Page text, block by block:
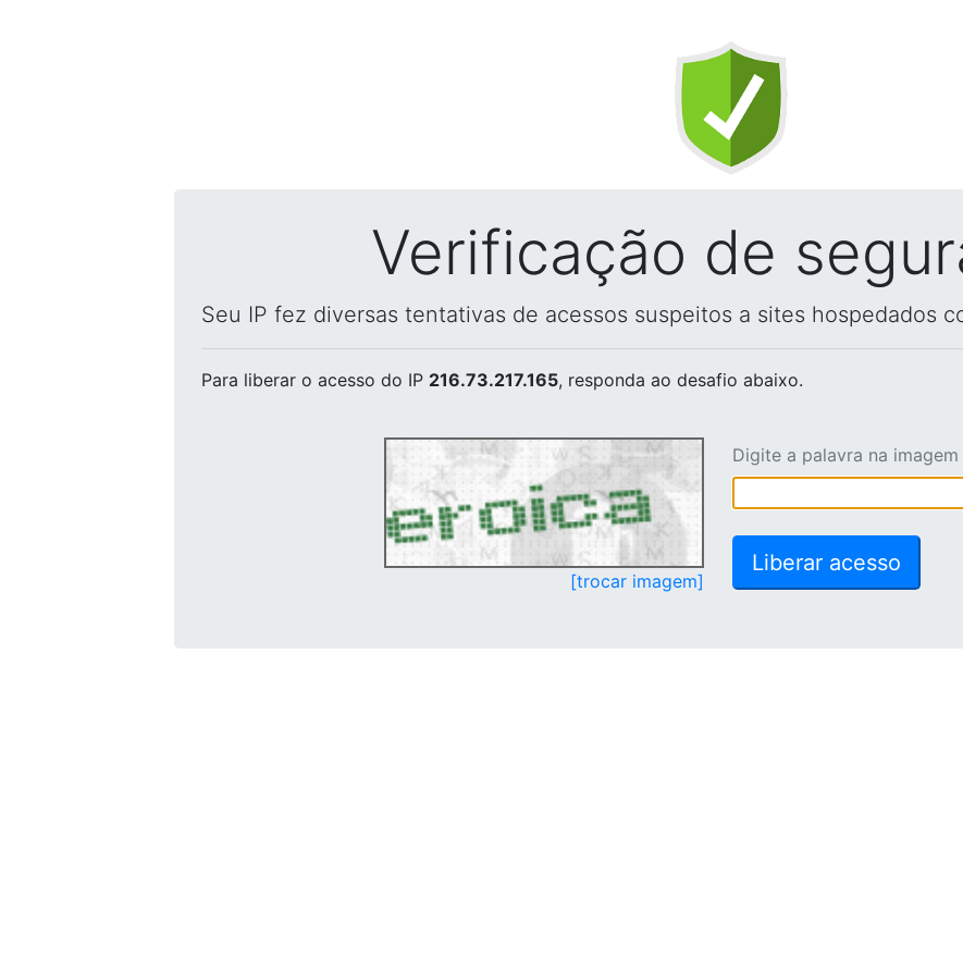
Verificação de
Seu IP fez diversas tentativas de acessos suspeitos a sites hospedados
Para liberar o acesso do IP 216.73.217.165, responda ao desafio abaixo.
[trocar imagem]
Digite a palavra na